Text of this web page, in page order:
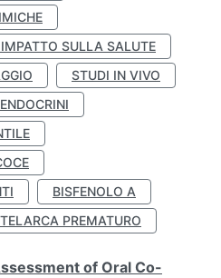
SULLA SALUTE
STUDI IN VIVO
BISFENOLO A
TELARCA PREMATURO
of Oral Co-